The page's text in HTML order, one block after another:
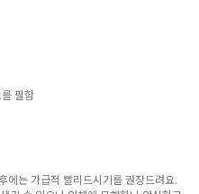
필함
에는 가급적 빨리드시기를 권장드려요.